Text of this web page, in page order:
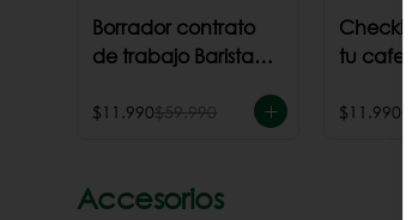
Borrador contrato
de trabajo Barista
$11.990$59.990
tu
$11.990
Accesorios